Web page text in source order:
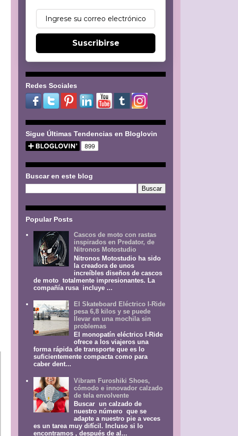
Suscribirse
Redes Sociales
Sigue Últimas Tendencias en Bloglovin
Buscar en este blog
Popular Posts
Cascos de moto con rastas
inspirados en Predator, de
Nitronos Motostudio
Nitronos Motostudio ha sido
la creadora de unos
increíbles diseños de cascos
de moto totalmente impresionantes. La
compañía rusa incluye ...
El Skateboard Eléctrico I-Ride
pesa 6,8 kilos y se puede
llevar en una mochila sin
problemas
El monopatín eléctrico I-Ride
ofrece a los viajeros una
forma rápida de transporte que es lo
suficientemente compacta como para
caber dent...
Vibram Furoshiki Shoes,
cómodo e innovador calzado
de tela envolvente
Buscar un calzado de
nuestro número que se
adapte a nuestro pie a veces
es un tarea muy difícil. Incluso si lo
encontramos , después de al...